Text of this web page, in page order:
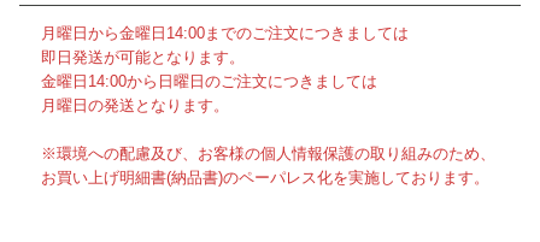
月曜日から金曜日14:00までのご注文につきましては
即日発送が可能となります。
金曜日14:00から日曜日のご注文につきましては
月曜日の発送となります。
※環境への配慮及び、お客様の個人情報保護の取り組みのため、
お買い上げ明細書(納品書)のペーパレス化を実施しております。